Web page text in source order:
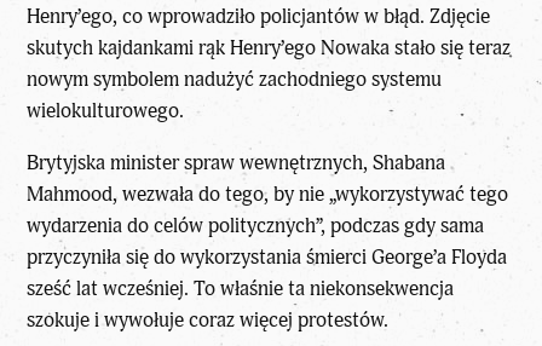
Henry’ego, co wprowadziło policjantów w błąd. Zdjęcie
skutych kajdankami rąk Henry’ego Nowaka stało się teraz
nowym symbolem nadużyćzachodniego systemu
wielokulturowego.
Brytyjska minister spraw wewnętrznych, Shabana
Mahmood, wezwała do tego, by nie „wykorzystywać tego
wydarzenia docelów politycznych”, podczas gdy sama
przyczyniła się do wykorzystania śmierci George’a Floyda
sześć lat wcześniej. To właśnie ta niekonsekwencja
szokuje i wywołuje coraz więcej protestów.